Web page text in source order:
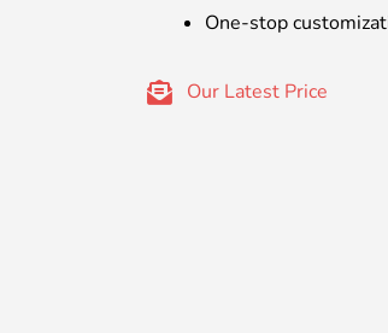
One-stop
Our Latest Price